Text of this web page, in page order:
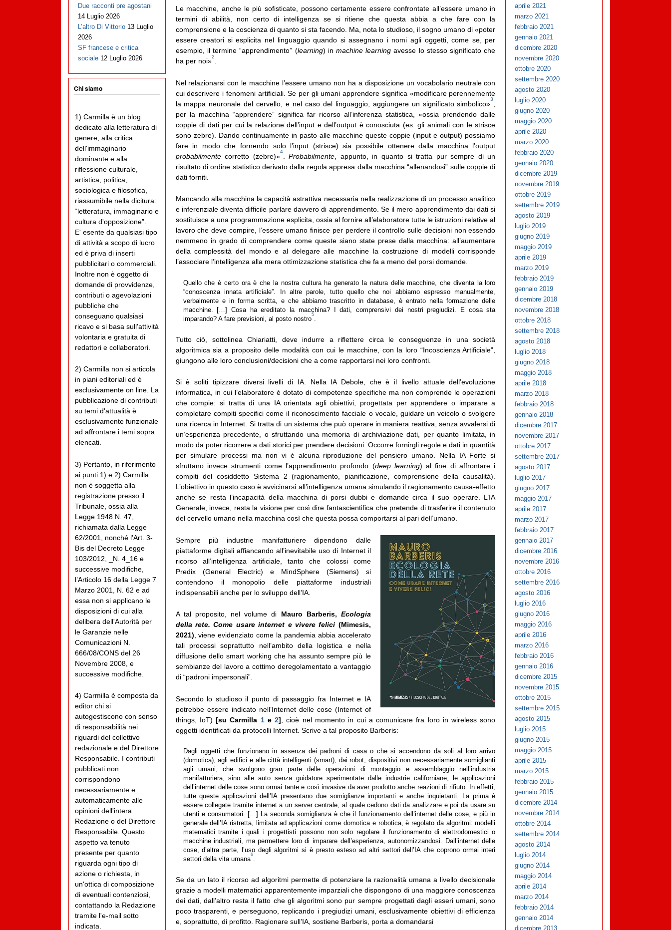
Le macchine, anche le più sofisticate, possono certamente essere confrontate all’essere umano in
termini di abilità, non certo di intelligenza se si ritiene che questa abbia a che fare con la
comprensione e la coscienza di quanto si sta facendo. Ma, nota lo studioso, il sogno umano di «poter
essere creatori si esplicita nel linguaggio quando si assegnano i nomi agli oggetti, come se, per
esempio, il termine “apprendimento” (learning) in machine learning avesse lo stesso significato che
ha per noi»
2
.
Nel relazionarsi con le macchine l’essere umano non ha a disposizione un vocabolario neutrale con
cui descrivere i fenomeni artificiali. Se per gli umani apprendere significa «modificare perennemente
la mappa neuronale del cervello, e nel caso del linguaggio, aggiungere un significato simbolico»
3
per la macchina “apprendere” significa far ricorso all’inferenza statistica, «ossia prendendo dalle
coppie di dati per cui la relazione dell’input e dell’output è conosciuta (es. gli animali con le strisce
sono zebre). Dando continuamente in pasto alle macchine queste coppie (input e output) possiamo
fare in modo che fornendo solo l’input (strisce) sia possibile ottenere dalla macchina l’output
probabilmentecorretto (zebre)»
4
.Probabilmente , appunto, in quanto si tratta pur sempre di un
risultato di ordine statistico derivato dalla regola appresa dalla macchina “allenandosi” sulle coppie di
dati forniti.
Mancando alla macchina la capacità astrattiva necessaria nella realizzazione di un processo analitico
e inferenziale diventa difficile parlare davvero di apprendimento. Se il mero apprendimento dai dati si
sostituisce a una programmazione esplicita, ossia al fornire all’elaboratore tutte le istruzioni relative al
lavoro che deve compire, l’essere umano finisce per perdere il controllo sulle decisioni non essendo
nemmeno in grado di comprendere come queste siano state prese dalla macchina: all’aumentare
della complessità del mondo e al delegare alle macchine la costruzione di modelli corrisponde
l’associare l’intelligenza alla mera ottimizzazione statistica che fa a meno del porsi domande.
Quello che è certo ora è che la nostra cultura ha generato la natura delle macchine, che diventa la loro
“conoscenza innata artificiale”. In altre parole, tutto quello che noi abbiamo espresso manualmente,
verbalmente e in forma scritta, e che abbiamo trascritto in database, è entrato nella formazione delle
macchine. […] Cosa ha ereditato la macchina? I dati, comprensivi dei nostri pregiudizi. E cosa sta
imparando? A fare previsioni, al posto nostro
5
Tutto ciò, sottolinea Chiariatti, deve indurre a riflettere circa le conseguenze in una società
algoritmica sia a proposito delle modalità con cui le macchine, con la loro “Incoscienza Artificiale”,
giungono alle loro conclusioni/decisioni che a come rapportarsi nei loro confronti.
Si è soliti tipizzare diversi livelli di IA. Nella IA Debole, che è il livello attuale dell’evoluzione
informatica, in cui l’elaboratore è dotato di competenze specifiche ma non comprende le operazioni
che compie: si tratta di una IA orientata agli obiettivi, progettata per apprendere o imparare a
completare compiti specifici come il riconoscimento facciale o vocale, guidare un veicolo o svolgere
una ricerca in Internet. Si tratta di un sistema che può operare in maniera reattiva, senza avvalersi di
un’esperienza precedente, o sfruttando una memoria di archiviazione dati, per quanto limitata, in
modo da poter ricorrere a dati storici per prendere decisioni. Occorre fornirgli regole e dati in quantità
per simulare processi ma non vi è alcuna riproduzione del pensiero umano. Nella IA Forte si
sfruttano invece strumenti come l’apprendimento profondo (deep learning) al fine di affrontare i
compiti del cosiddetto Sistema 2 (ragionamento, pianificazione, comprensione della causalità).
L’obiettivo in questo caso è avvicinarsi all’intelligenza umana simulando il ragionamento causa-effetto
anche se resta l’incapacità della macchina di porsi dubbi e domande circa il suo operare. L’IA
Generale, invece, resta la visione per così dire fantascientifica che pretende di trasferire il contenuto
del cervello umano nella macchina così che questa possa comportarsi al pari dell’umano.
Sempre più industrie manifatturiere dipendono dalle
piattaforme digitali affiancando all’inevitabile uso di Internet il
ricorso all’intelligenza artificiale, tanto che colossi come
Predix (General Electric) e MindSphere (Siemens) si
contendono il monopolio delle piattaforme industriali
indispensabili anche per lo sviluppo dell’IA.
A tal proposito, nel volume di Mauro Barberis, Ecologia
della rete. Come usare internet e vivere felici (Mimesis,
2021) , viene evidenziato come la pandemia abbia accelerato
tali processi soprattutto nell’ambito della logistica e nella
diffusione dello smart working che ha assunto sempre più le
sembianze del lavoro a cottimo deregolamentato a vantaggio
di “padroni impersonali”.
Secondo lo studioso il punto di passaggio fra Internet e IA
potrebbe essere indicato nell’Internet delle cose (Internet of
things, IoT) [su Carmilla 1e2] , cioè nel momento in cui a comunicare fra loro in wireless sono
oggetti identificati da protocolli Internet. Scrive a tal proposito Barberis:
Dagli oggetti che funzionano in assenza dei padroni di casa o che si accendono da soli al loro arrivo
(domotica), agli edifici e alle città intelligenti (smart), dai robot, dispositivi non necessariamente somiglianti
agli umani, che svolgono gran parte delle operazioni di montaggio e assemblaggio nell’industria
manifatturiera, sino alle auto senza guidatore sperimentate dalle industrie californiane, le applicazioni
dell’internet delle cose sono ormai tante e così invasive da aver prodotto anche reazioni di rifiuto. In effetti,
tutte queste applicazioni dell’IA presentano due somiglianze importanti e anche inquietanti. La prima è
essere collegate tramite internet a un server centrale, al quale cedono dati da analizzare e poi da usare su
utenti e consumatori. […] La seconda somiglianza è che il funzionamento dell’internet delle cose, e più in
generale dell’IA ristretta, limitata ad applicazioni come domotica e robotica, è regolato da algoritmi: modelli
matematici tramite i quali i progettisti possono non solo regolare il funzionamento di elettrodomestici o
macchine industriali, ma permettere loro di imparare dell’esperienza, autonomizzandosi. Dall’internet delle
cose, d’altra parte, l’uso degli algoritmi si è presto esteso ad altri settori dell’IA che coprono ormai interi
settori della vita umana
6
.
Se da un lato il ricorso ad algoritmi permette di potenziare la razionalità umana a livello decisionale
grazie a modelli matematici apparentemente imparziali che dispongono di una maggiore conoscenza
dei dati, dall’altro resta il fatto che gli algoritmi sono pur sempre progettati dagli esseri umani, sono
poco trasparenti, e perseguono, replicando i pregiudizi umani, esclusivamente obiettivi di efficienza
e, soprattutto, di profitto. Ragionare sull’IA, sostiene Barberis, porta a domandarsi
Due racconti pre agostani
14 Luglio 2026
L’altro Di Vittorio 13 Luglio
2026
SF francese e critica
sociale 12 Luglio 2026
Chi siamo
1) Carmilla è un blog
dedicato alla letteratura di
genere, alla critica
dell'immaginario
dominante e alla
riflessione culturale,
artistica, politica,
sociologica e filosofica,
riassumibile nella dicitura:
“letteratura, immaginario e
cultura d'opposizione”.
E' esente da qualsiasi tipo
di attività a scopo di lucro
ed è priva di inserti
pubblicitari o commerciali.
Inoltre non è oggetto di
domande di provvidenze,
contributi o agevolazioni
pubbliche che
conseguano qualsiasi
ricavo e si basa sull'attività
volontaria e gratuita di
redattori e collaboratori.
2) Carmilla non si articola
in piani editoriali ed è
esclusivamente on line. La
pubblicazione di contributi
su temi d'attualità è
esclusivamente funzionale
ad affrontare i temi sopra
elencati.
3) Pertanto, in riferimento
ai punti 1) e 2) Carmilla
non è soggetta alla
registrazione presso il
Tribunale, ossia alla
Legge 1948 N. 47,
richiamata dalla Legge
62/2001, nonché l’Art. 3-
Bis del Decreto Legge
103/2012, _N. 4_16 e
successive modifiche,
l’Articolo 16 della Legge 7
Marzo 2001, N. 62 e ad
essa non si applicano le
disposizioni di cui alla
delibera dell'Autorità per
le Garanzie nelle
Comunicazioni N.
666/08/CONS del 26
Novembre 2008, e
successive modifiche.
4) Carmilla è composta da
editor chi si
autogestiscono con senso
di responsabilità nei
riguardi del collettivo
redazionale e del Direttore
Responsabile. I contributi
pubblicati non
corrispondono
necessariamente e
automaticamente alle
opinioni dell'intera
Redazione o del Direttore
Responsabile. Questo
aspetto va tenuto
presente per quanto
riguarda ogni tipo di
azione o richiesta, in
un'ottica di composizione
di eventuali contenziosi,
contattando la Redazione
tramite l'e-mail sotto
indicata.
aprile 2021
marzo 2021
febbraio 2021
gennaio 2021
dicembre 2020
novembre 2020
ottobre 2020
settembre 2020
agosto 2020
luglio 2020
giugno 2020
maggio 2020
aprile 2020
marzo 2020
febbraio 2020
gennaio 2020
dicembre 2019
novembre 2019
ottobre 2019
settembre 2019
agosto 2019
luglio 2019
giugno 2019
maggio 2019
aprile 2019
marzo 2019
febbraio 2019
gennaio 2019
dicembre 2018
novembre 2018
ottobre 2018
settembre 2018
agosto 2018
luglio 2018
giugno 2018
maggio 2018
aprile 2018
marzo 2018
febbraio 2018
gennaio 2018
dicembre 2017
novembre 2017
ottobre 2017
settembre 2017
agosto 2017
luglio 2017
giugno 2017
maggio 2017
aprile 2017
marzo 2017
febbraio 2017
gennaio 2017
dicembre 2016
novembre 2016
ottobre 2016
settembre 2016
agosto 2016
luglio 2016
giugno 2016
maggio 2016
aprile 2016
marzo 2016
febbraio 2016
gennaio 2016
dicembre 2015
novembre 2015
ottobre 2015
settembre 2015
agosto 2015
luglio 2015
giugno 2015
maggio 2015
aprile 2015
marzo 2015
febbraio 2015
gennaio 2015
dicembre 2014
novembre 2014
ottobre 2014
settembre 2014
agosto 2014
luglio 2014
giugno 2014
maggio 2014
aprile 2014
marzo 2014
febbraio 2014
gennaio 2014
dicembre 2013